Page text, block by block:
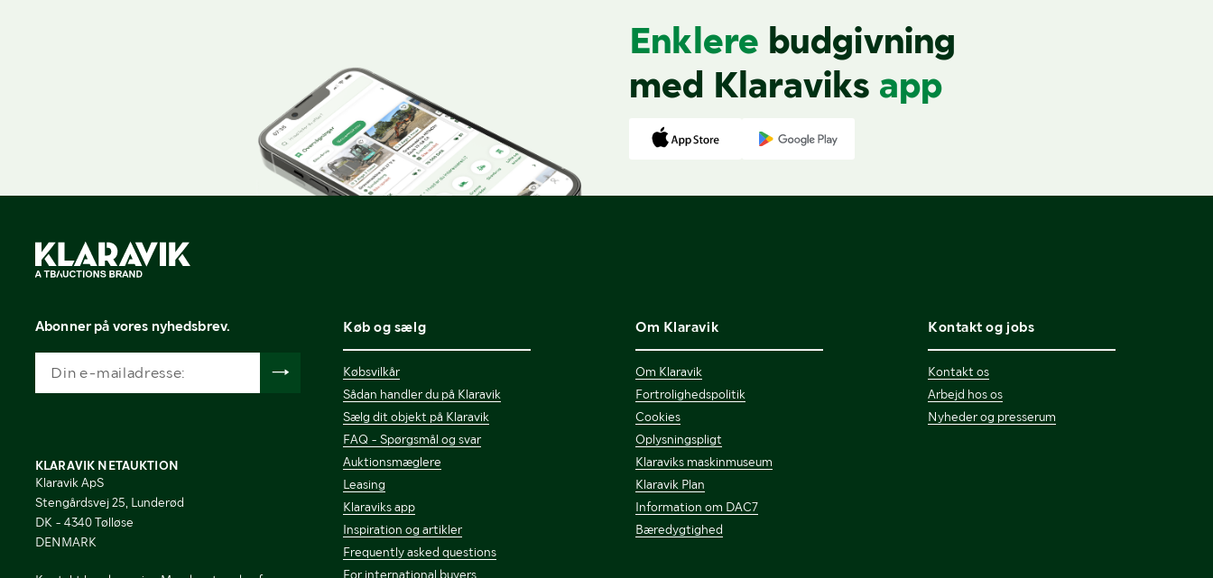
Enklere budgivning
med Klaraviks app
Abonner på vores nyhedsbrev.
KLARAVIK NETAUKTION
Klaravik ApS
Stengårdsvej 25, Lunderød
DK - 4340 Tølløse
DENMARK
Køb og sælg
Købsvilkår
Sådan handler du på Klaravik
Sælg dit objekt på Klaravik
FAQ - Spørgsmål og svar
Auktionsmæglere
Leasing
Klaraviks app
Inspiration og artikler
Frequently asked questions
For international buyers
Om Klaravik
Om Klaravik
Fortrolighedspolitik
Cookies
Oplysningspligt
Klaraviks maskinmuseum
Klaravik Plan
Information om DAC7
Bæredygtighed
Kontakt og jobs
Kontakt os
Arbejd hos os
Nyheder og presserum